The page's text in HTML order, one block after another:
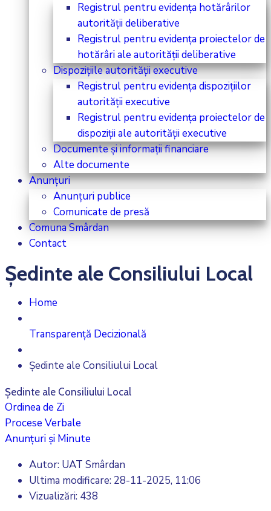
Registrul pentru evidența hotărârilor
autorității deliberative
Registrul pentru evidența proiectelor de
hotărâri ale autorității deliberative
Dispozițiile autorității executive
Registrul pentru evidența dispozițiilor
autorității executive
Registrul pentru evidența proiectelor de
dispoziții ale autorității executive
Documente și informații financiare
Alte documente
Anunțuri
Anunțuri publice
Comunicate de presă
Comuna Smârdan
Contact
Ședinte ale Consiliului Local
Home
Transparență Decizională
Ședinte ale Consiliului Local
Ședinte ale Consiliului Local
Ordinea de Zi
Procese Verbale
Anunțuri și Minute
Autor: UAT Smârdan
Ultima modificare: 28-11-2025, 11:06
Vizualizări: 438